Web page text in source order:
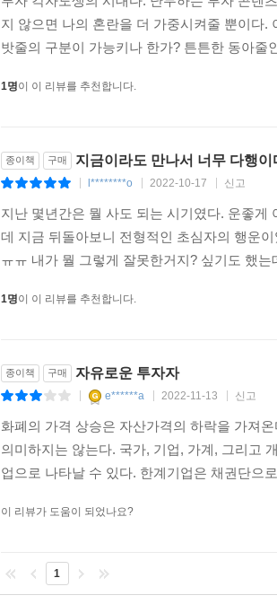
지 않으면 나의 혼란을 더 가중시켜줄 뿐이다
밧줄의 구분이 가능키나 한가? 튼튼한 동아
1명이 이 리뷰를 추천합니다.
종이책 구매 지금이라도 만나서 너무 다행이
l********o 2022-10-17 신고
지난 몇년간은 뭘 사도 되는 시기였다. 운좋
데 지금 뒤돌아보니 전형적인 초심자의 행운
ㅠㅠ 내가 뭘 그렇게 잘못한거지? 싶기도 했
1명이 이 리뷰를 추천합니다.
종이책 구매 자유로운 투자자
e******a 2022-11-13 신고
화폐의 가격 상승은 자산가격의 하락을 가져
의미하지는 않는다. 국가, 기업, 가계, 그리고
업으로 나타날 수 있다. 한계기업은 채권단으
이 리뷰가 도움이 되었나요?
1